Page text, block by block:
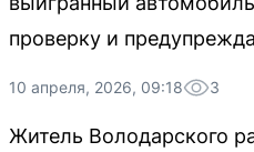
проверку и
10 апреля, 2026, 09:18 3
Житель Володарского